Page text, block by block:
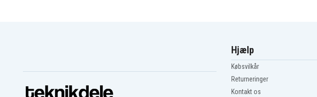
Hjælp
Købsvilkår
Returneringer
Kontakt os